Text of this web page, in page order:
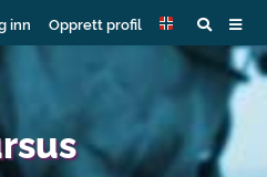
inn Opprett profil